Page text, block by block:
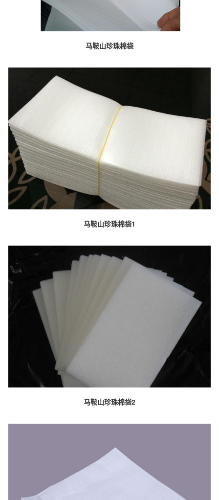
马鞍山珍珠棉袋
马鞍山珍珠棉袋1
马鞍山珍珠棉袋2